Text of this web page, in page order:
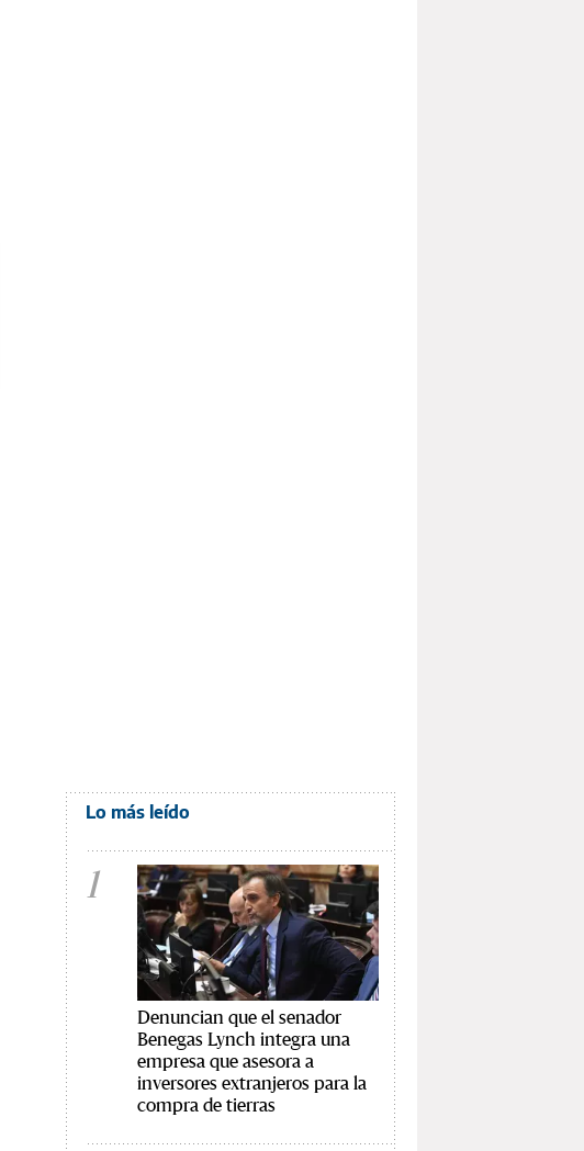
Lo más leído
1
Denuncian que el senador
Benegas Lynch integra una
empresa que asesora a
inversores extranjeros para la
compra de tierras